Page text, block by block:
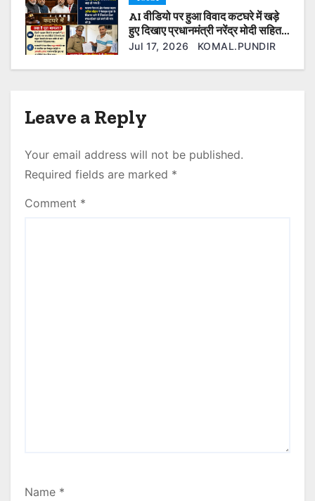
AI वीडियो पर हुआ विवाद कटघरे में खड़े
हुए दिखाए प्रधानमंत्री नरेंद्र मोदी सहित
कई ओर नेता फेसबुक यूजर के खिलाफ की
Jul 17, 2026 KOMAL.PUNDIR
Leave a Reply
Your email address will not be published.
Required fields are marked *
Comment *
Name *